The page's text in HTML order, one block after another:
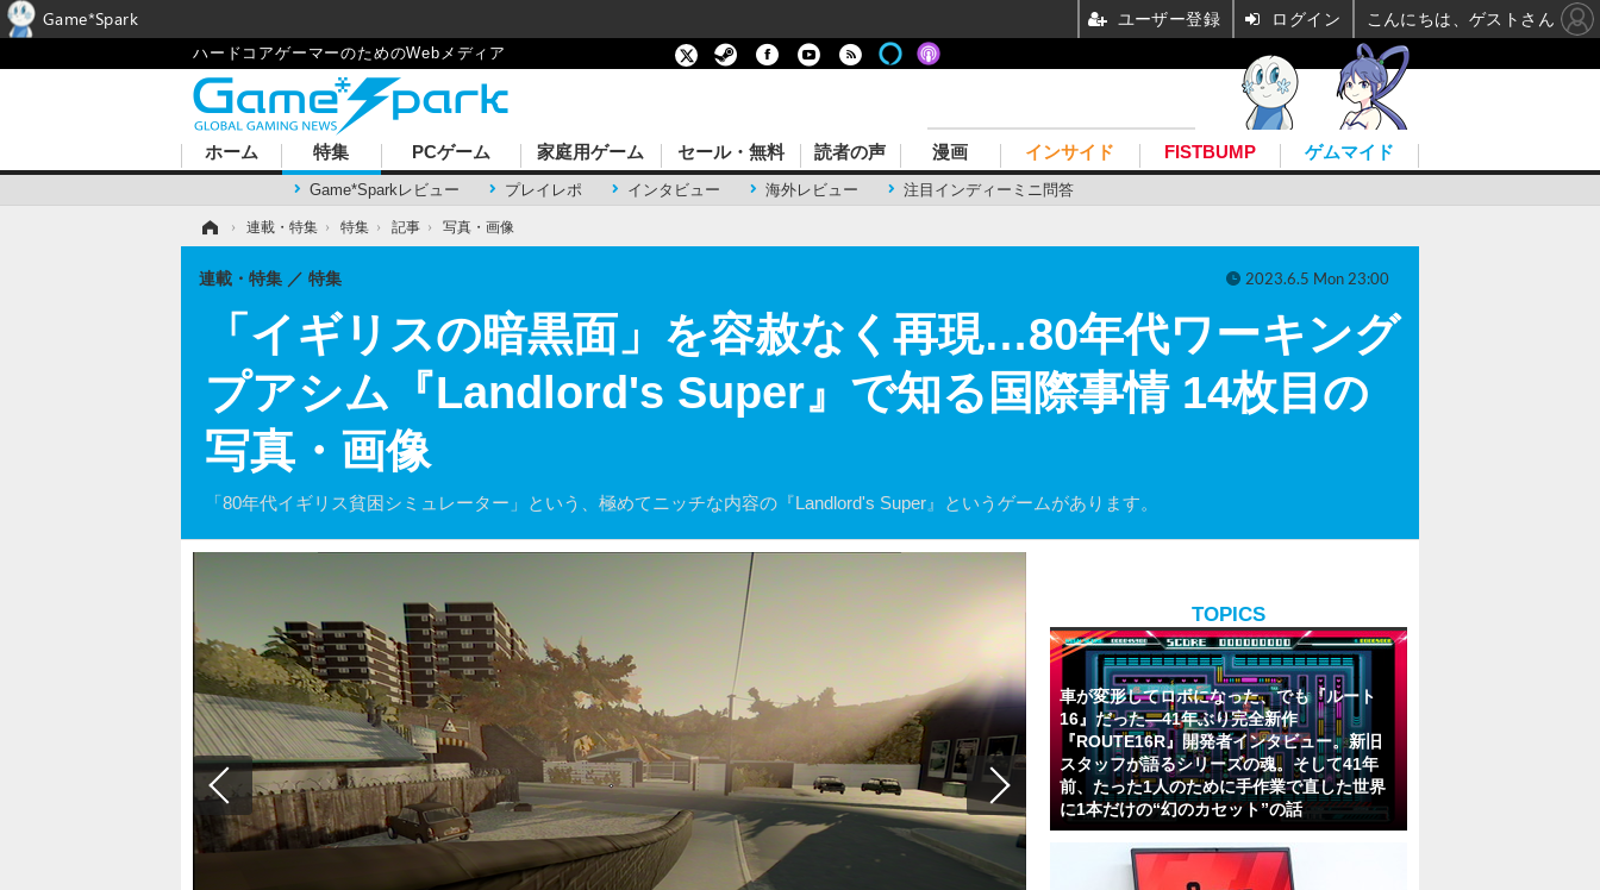
ハードコアゲーマーのためのWebメディア
ホーム 特集
Game*Sparkレビュー プレイレポ インタビュー 海外レビュー 注目インディーミニ問答
PCゲーム 家庭用ゲーム セール・無料 読者の声 漫画 インサイド FISTBUMP ゲムマイド
› 連載・特集 › 特集 › 記事 › 写真・画像
「イギリスの暗黒面」を容赦なく再現…80年代ワーキング
プアシム『Landlord's Super』で知る国際事情 14枚目の
写真・画像
「80年代イギリス貧困シミュレーター」という、極めてニッチな内容の『Landlord's Super』というゲームがあります。
連載・特集 特集 2023.6.5 Mon 23:00
TOPICS
車が変形してロボになった、でも『ルート
16』だった―41年ぶり完全新作
『ROUTE16R』開発者インタビュー。新旧
スタッフが語るシリーズの魂。そして41年
前、たった1人のために手作業で直した世界
に1本だけの“幻のカセット”の話
Game*Spark ユーザー登録 ログイン こんにちは、ゲストさん